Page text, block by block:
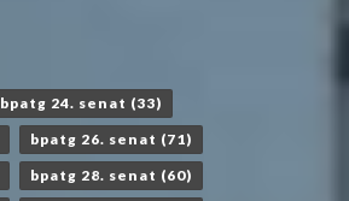
bpatg 24. senat (33)
bpatg 26. senat (71)
bpatg 28. senat (60)